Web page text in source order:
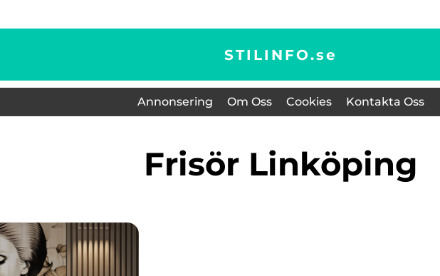
STILINFO.se
Annonsering Om Oss Cookies Kontakta Oss
Frisör Linköping